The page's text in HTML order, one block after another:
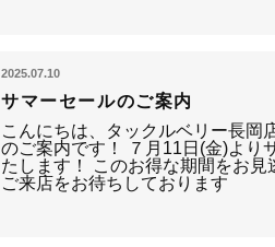
2025.07.10
サマーセールのご案内
こんにちは、タックルベリー長岡
のご案内です！ ７月11日(金)より
たします！ このお得な期間をお
ご来店をお待ちしております